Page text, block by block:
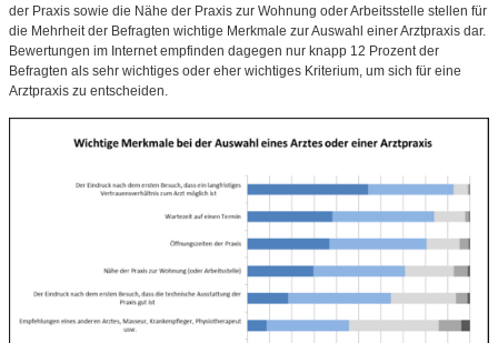
der Praxis sowie die Nähe der Praxis zur Wohnung oder Arbeitsstelle stellen für
die Mehrheit der Befragten wichtige Merkmale zur Auswahl einer Arztpraxis dar.
Bewertungen im Internet empfinden dagegen nur knapp 12 Prozent der
Befragten als sehr wichtiges oder eher wichtiges Kriterium, um sich für eine
Arztpraxis zu entscheiden.